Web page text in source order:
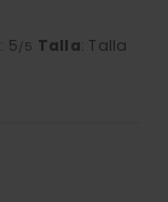
: 5/5 Talla: Talla